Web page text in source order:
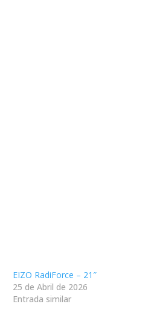
EIZO RadiForce – 21″
25 de Abril de 2026
Entrada similar